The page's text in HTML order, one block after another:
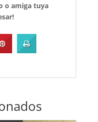
o amiga tuya